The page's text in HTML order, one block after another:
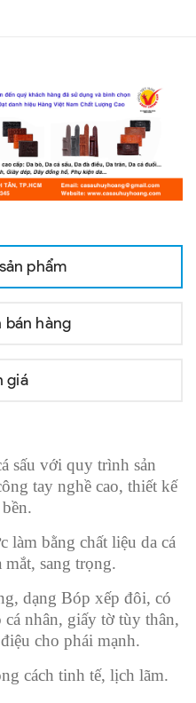
phẩm
bán hàng
giá
sấu với quy trình sản
tay nghề cao, thiết kế
làm bằng chất liệu da cá
mắt, sang trọng.
dạng Bóp xếp đôi, có
nhân, giấy tờ tùy thân,
cho phái mạnh.
cách tinh tế, lịch lãm.